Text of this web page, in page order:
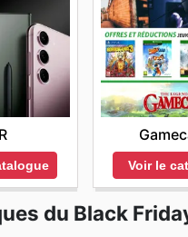
Voir le
du Black